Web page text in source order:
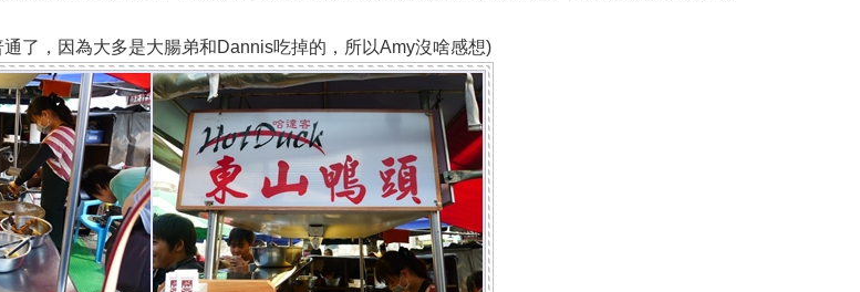
了，因為大多是大腸弟和Dannis吃掉的，所以Amy沒啥感想)